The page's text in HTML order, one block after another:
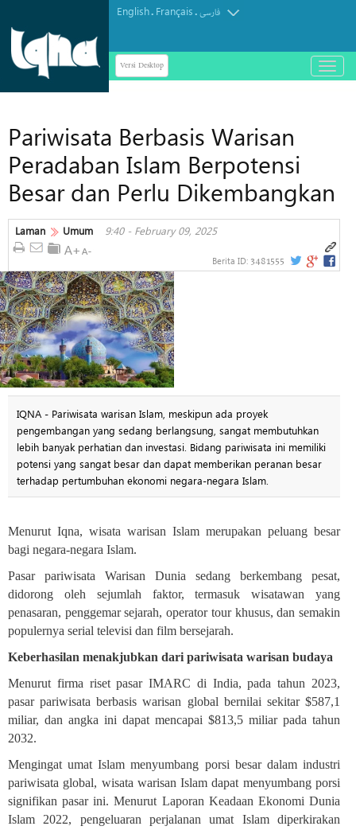
English. Français.فارسی
Versi Desktop
باز
و
Pariwisata Berbasis Warisan
Peradaban Islam Berpotensi
Besar dan Perlu Dikembangkan
Laman Umum 9:40 - February 09, 2025
Berita ID: 3481555
IQNA - Pariwisata warisan Islam, meskipun ada proyek
pengembangan yang sedang berlangsung, sangat membutuhkan
lebih banyak perhatian dan investasi. Bidang pariwisata ini memiliki
potensi yang sangat besar dan dapat memberikan peranan besar
terhadap pertumbuhan ekonomi negara-negara Islam.
Menurut Iqna, wisata warisan Islam merupakan peluang besar
bagi negara-negara Islam.
Pasar pariwisata Warisan Dunia sedang berkembang pesat,
didorong oleh sejumlah faktor, termasuk wisatawan yang
penasaran, penggemar sejarah, operator tour khusus, dan semakin
populernya serial televisi dan film bersejarah.
Keberhasilan menakjubkan dari pariwisata warisan budaya
Menurut firma riset pasar IMARC di India, pada tahun 2023,
pasar pariwisata berbasis warisan global bernilai sekitar $587,1
miliar, dan angka ini dapat mencapai $813,5 miliar pada tahun
2032.
Mengingat umat Islam menyumbang porsi besar dalam industri
pariwisata global, wisata warisan Islam dapat menyumbang porsi
signifikan pasar ini. Menurut Laporan Keadaan Ekonomi Dunia
Islam 2022, pengeluaran perjalanan umat Islam diperkirakan